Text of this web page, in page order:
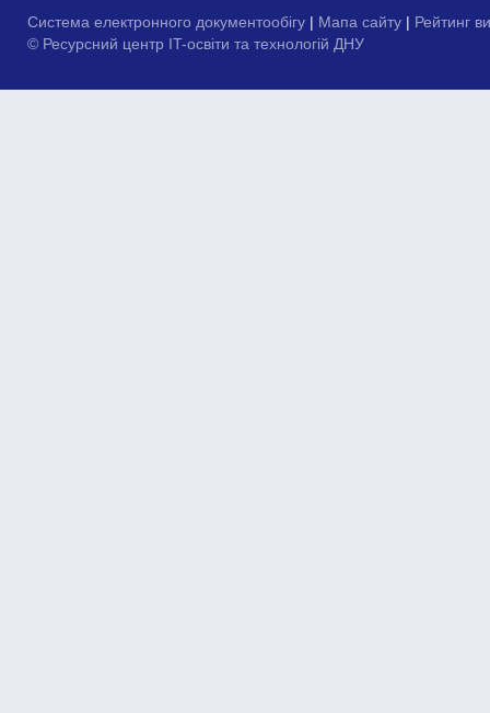
Система електронного документообігу | Мапа сайту | Рейтинг
© Ресурсний центр IT-освіти та технологій ДНУ